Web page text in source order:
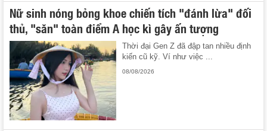
Nữ sinh nóng bỏng khoe chiến tích "đánh lừa" đối
thủ, "săn" toàn điểm A học kì gây ấn tượng
Thời đại Gen Z đã đập tan nhiều định
kiến cũ kỹ. Ví như việc ...
08/08/2026